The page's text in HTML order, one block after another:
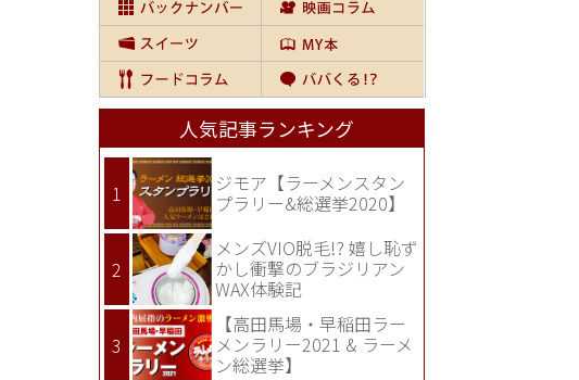
人気記事ランキング
ジモア【ラーメンスタン
プラリー&総選挙2020】
メンズVIO脱毛!? 嬉し恥ず
かし衝撃のブラジリアン
WAX体験記
【高田馬場・早稲田ラー
メンラリー2021 & ラーメ
ン総選挙】